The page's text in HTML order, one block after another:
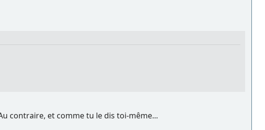
contraire, et comme tu le dis toi-même...